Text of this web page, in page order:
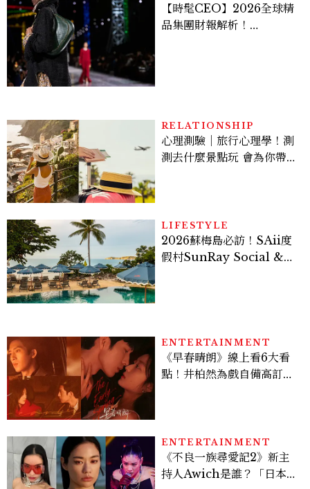
【時髦CEO】2026全球精
品集團財報解析！
RELATIONSHIP
心理測驗｜旅行心理學！測
測去什麼景點玩 會為你帶來
LIFESTYLE
2026蘇梅島必訪！SAii度
假村SunRay Social &
ENTERTAINMENT
《早春晴朗》線上看6大看
點！井柏然為戲自備高訂，
ENTERTAINMENT
《不良一族尋愛記2》新主
持人Awich是誰？「日本嘻